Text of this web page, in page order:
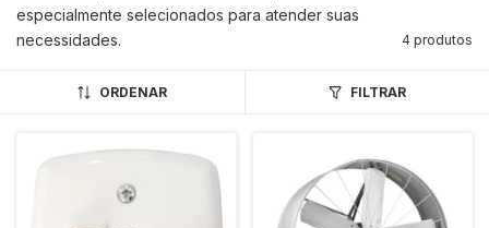
especialmente selecionados para atender suas
necessidades.
4 produtos
ORDENAR FILTRAR